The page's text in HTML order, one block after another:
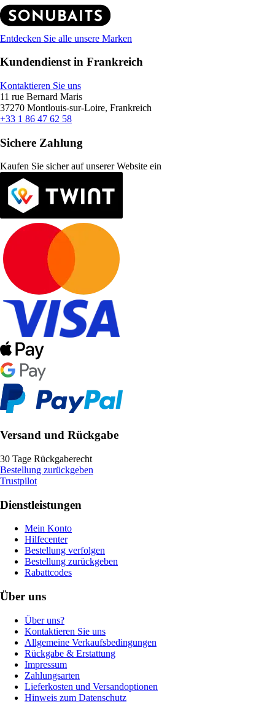
Entdecken Sie alle unsere Marken
Kundendienst in Frankreich
Kontaktieren Sie uns
11 rue Bernard Maris
37270 Montlouis-sur-Loire, Frankreich
+33 1 86 47 62 58
Sichere Zahlung
Kaufen Sie sicher auf unserer Website ein
Versand und Rückgabe
30 Tage Rückgaberecht
Bestellung zurückgeben
Trustpilot
Dienstleistungen
Mein Konto
Hilfecenter
Bestellung verfolgen
Bestellung zurückgeben
Rabattcodes
Über uns
Über uns?
Kontaktieren Sie uns
Allgemeine Verkaufsbedingungen
Rückgabe & Erstattung
Impressum
Zahlungsarten
Lieferkosten und Versandoptionen
Hinweis zum Datenschutz